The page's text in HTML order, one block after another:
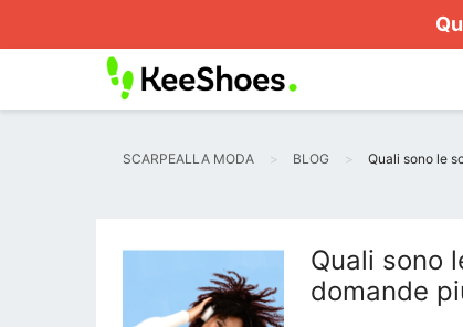
SCARPEALLA MODA BLOG Quali sono le
Quali sono
domande